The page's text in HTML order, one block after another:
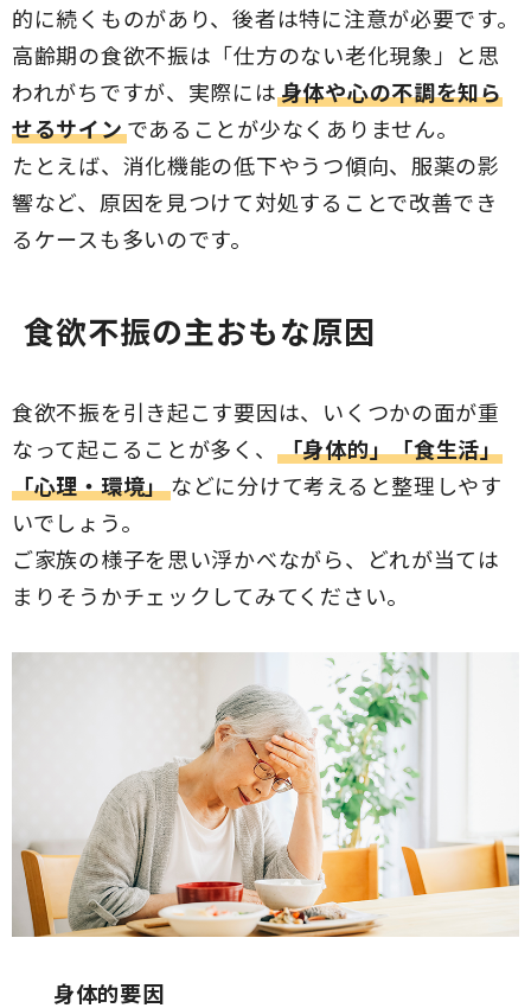
的に続くものがあり、後者は特に注意が必要です。
高齢期の食欲不振は「仕方のない老化現象」と思
われがちですが、実際には身体や心の不調を知ら
せるサインであることが少なくありません。
たとえば、消化機能の低下やうつ傾向、服薬の影
響など、原因を見つけて対処することで改善でき
るケースも多いのです。
食欲不振の主おもな原因
食欲不振を引き起こす要因は、いくつかの面が重
なって起こることが多く、
「身体的」「食生活」
「心理・環境」などに分けて考えると整理しやす
いでしょう。
ご家族の様子を思い浮かべながら、どれが当ては
まりそうかチェックしてみてください。
身体的要因